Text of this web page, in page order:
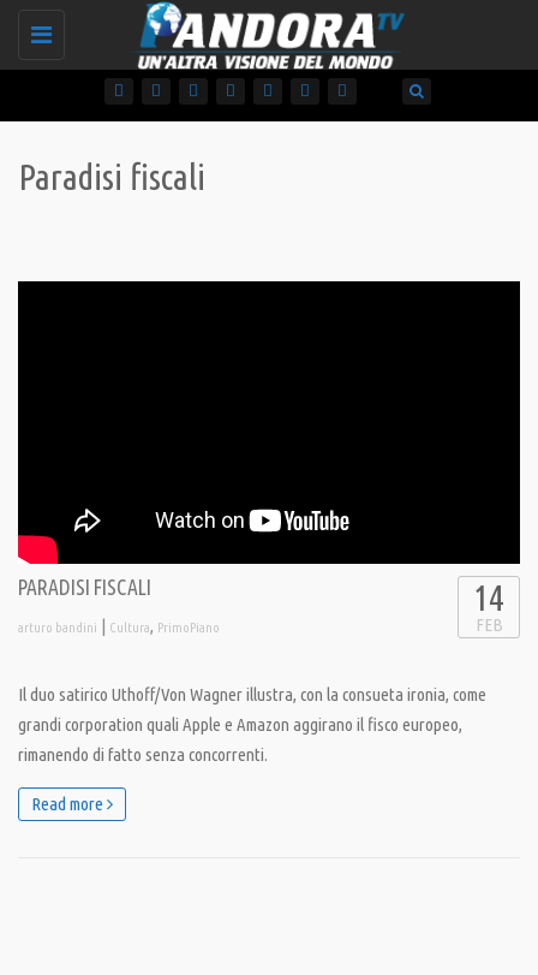
Toggle
Paradisi fiscali
PARADISI FISCALI
arturo bandini | Cultura, PrimoPiano
14
FEB
Il duo satirico Uthoff/Von Wagner illustra, con la consueta ironia, come
grandi corporation quali Apple e Amazon aggirano il fisco europeo,
rimanendo di fatto senza concorrenti.
Read more